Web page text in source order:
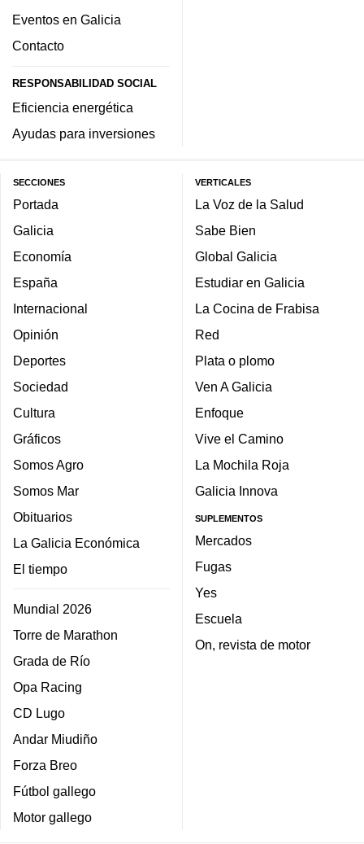
Eventos en Galicia
Contacto
RESPONSABILIDAD SOCIAL
Eficiencia energética
Ayudas para inversiones
SECCIONES
Portada
Galicia
Economía
España
Internacional
Opinión
Deportes
Sociedad
Cultura
Gráficos
Somos Agro
Somos Mar
Obituarios
La Galicia Económica
El tiempo
Mundial 2026
Torre de Marathon
Grada de Río
Opa Racing
CD Lugo
Andar Miudiño
Forza Breo
Fútbol gallego
Motor gallego
VERTICALES
La Voz de la Salud
Sabe Bien
Global Galicia
Estudiar en Galicia
La Cocina de Frabisa
Red
Plata o plomo
Ven A Galicia
Enfoque
Vive el Camino
La Mochila Roja
Galicia Innova
SUPLEMENTOS
Mercados
Fugas
Yes
Escuela
On, revista de motor